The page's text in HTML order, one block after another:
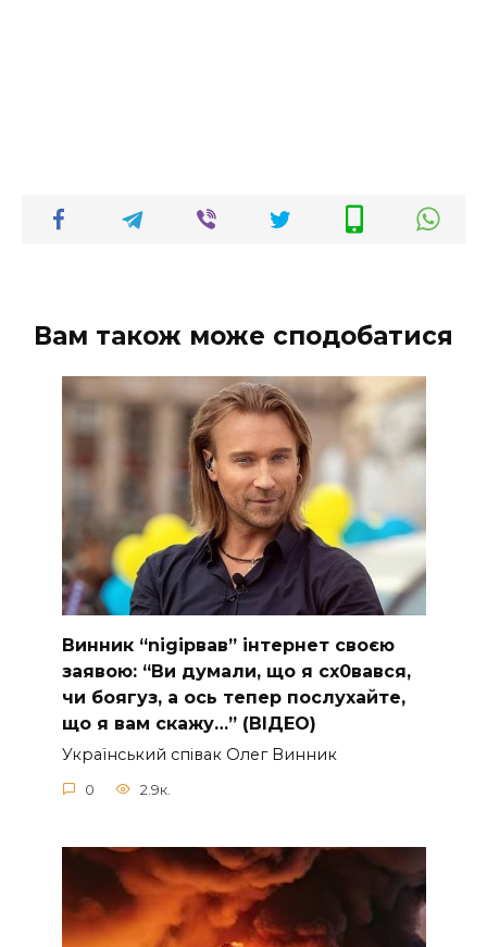
Вам також може сподобатися
Винник “nіgірвав” інтернет своєю
заявою: “Ви думали, що я сх0вався,
чи боягуз, а ось тепер послухайте,
що я вам скажу…” (ВІДЕО)
Укpaїнcький cпiвaк Oлeг Винник
0 2.9к.